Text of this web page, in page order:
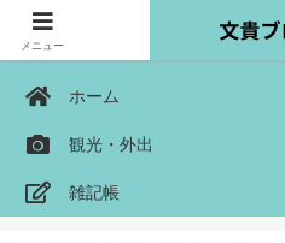
ホーム
観光・外出
雑記帳
メニュー